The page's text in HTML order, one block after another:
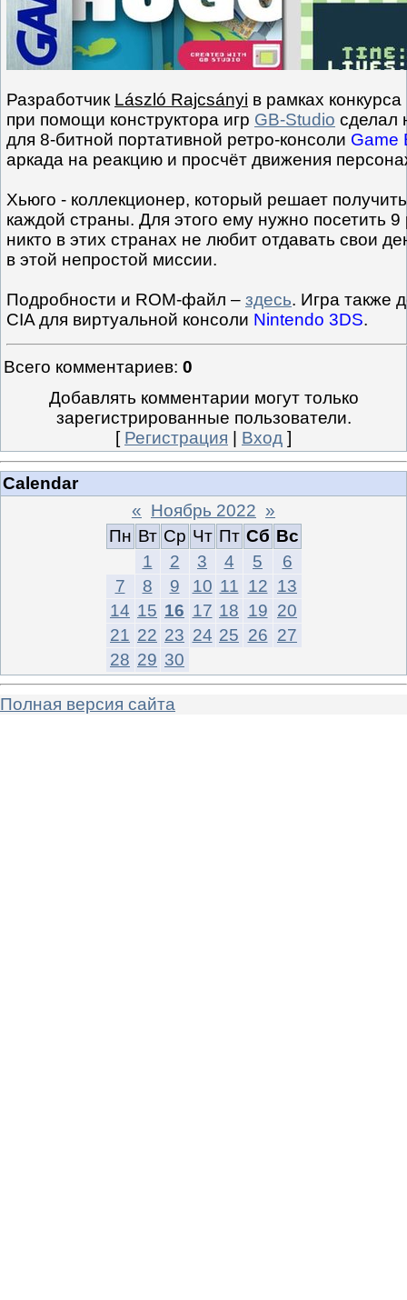
Разработчик László Rajcsányi в рамках конкурса
при помощи конструктора игр GB-Studio сделал
для 8-битной портативной ретро-консоли Game
аркада на реакцию и просчёт движения
Хьюго - коллекционер, который решает
каждой страны. Для этого ему нужно посетить
никто в этих странах не любит отдавать свои
в этой непростой миссии.
Подробности и ROM-файл – здесь. Игра также
CIA для виртуальной консоли Nintendo 3DS.
Всего комментариев: 0
Добавлять комментарии могут только
зарегистрированные пользователи.
[ Регистрация Вход ]
Calendar
« Ноябрь 2022 »
Пн Вт Ср Чт Пт Сб Вс
1
2 3 4 5
6
7
8 9 10 11 12 13
14 15 16 17 18 19 20
21 22 23 24 25 26 27
28 29 30
Полная версия сайта